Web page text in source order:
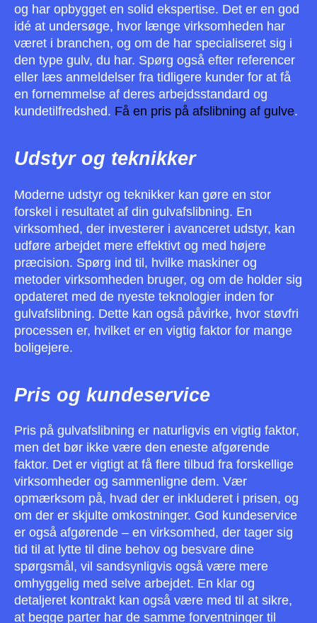
og har opbygget en solid ekspertise. Det er en god
idé at undersøge, hvor længe virksomheden har
været i branchen, og om de har specialiseret sig i
den type gulv, du har. Spørg også efter referencer
eller læs anmeldelser fra tidligere kunder for at få
en fornemmelse af deres arbejdsstandard og
kundetilfredshed. Få en pris på afslibning af gulve.
Udstyr og teknikker
Moderne udstyr og teknikker kan gøre en stor
forskel i resultatet af din gulvafslibning. En
virksomhed, der investerer i avanceret udstyr, kan
udføre arbejdet mere effektivt og med højere
præcision. Spørg ind til, hvilke maskiner og
metoder virksomheden bruger, og om de holder sig
opdateret med de nyeste teknologier inden for
gulvafslibning. Dette kan også påvirke, hvor støvfri
processen er, hvilket er en vigtig faktor for mange
boligejere.
Pris og kundeservice
Pris på gulvafslibning er naturligvis en vigtig faktor,
men det bør ikke være den eneste afgørende
faktor. Det er vigtigt at få flere tilbud fra forskellige
virksomheder og sammenligne dem. Vær
opmærksom på, hvad der er inkluderet i prisen, og
om der er skjulte omkostninger. God kundeservice
er også afgørende – en virksomhed, der tager sig
tid til at lytte til dine behov og besvare dine
spørgsmål, vil sandsynligvis også være mere
omhyggelig med selve arbejdet. En klar og
detaljeret kontrakt kan også være med til at sikre,
at begge parter har de samme forventninger til